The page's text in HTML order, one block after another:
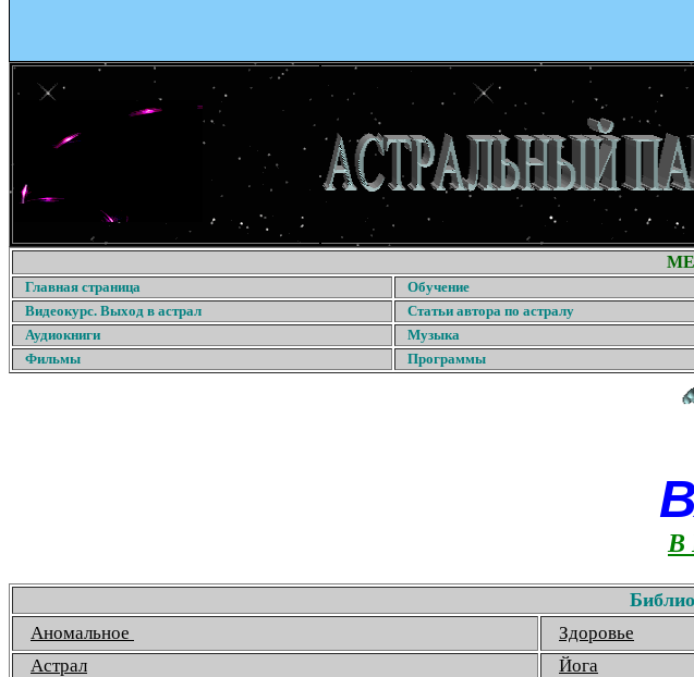
Главная страница Обучение
Видеокурс. Выход в астрал
Статьи автора по астралу
Аудиокниги
Музыка
Фильмы
Программы
В
Аномальное Здоровье
Астрал
Йога